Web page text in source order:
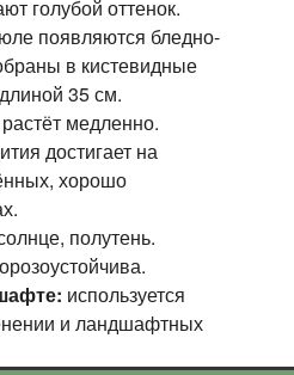
голубой оттенок.
появляются бледно-
в кистевидные
35 см.
растёт медленно.
достигает на
хорошо
полутень.
используется
и ландшафтных